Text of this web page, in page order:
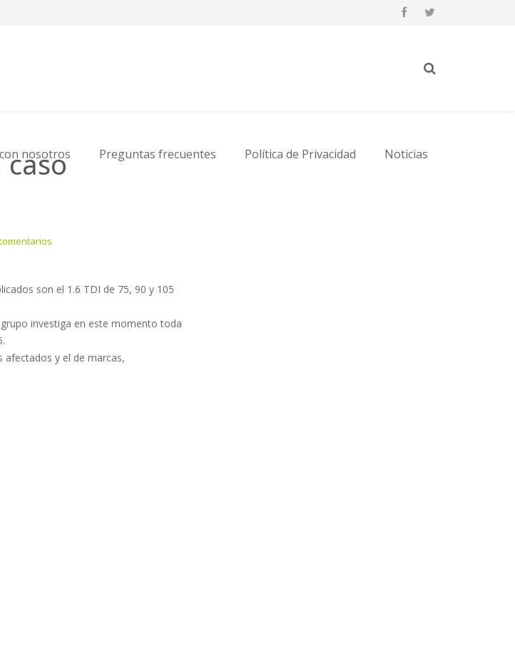
nosotros Preguntas frecuentes Política de Privacidad Noticias
son el 1.6 TDI de 75, 90 y 105
investiga en este momento toda
y el de marcas,